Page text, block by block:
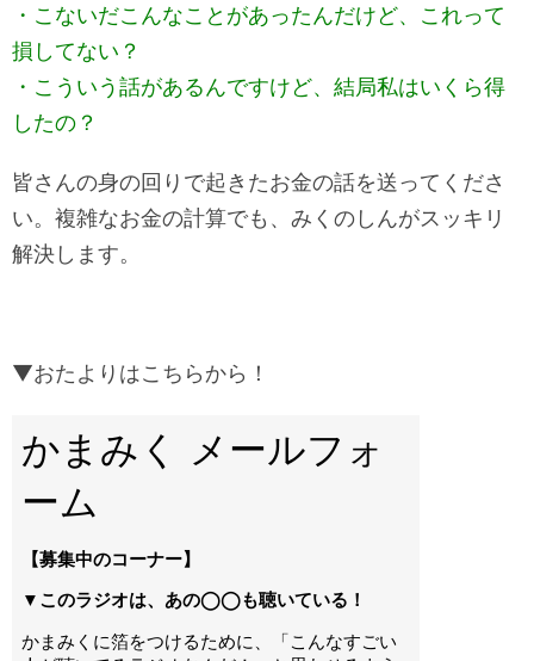
・こないだこんなことがあったんだけど、これって
損してない？
・こういう話があるんですけど、結局私はいくら得
したの？
皆さんの身の回りで起きたお金の話を送ってくださ
い。複雑なお金の計算でも、みくのしんがスッキリ
解決します。
▼おたよりはこちらから！